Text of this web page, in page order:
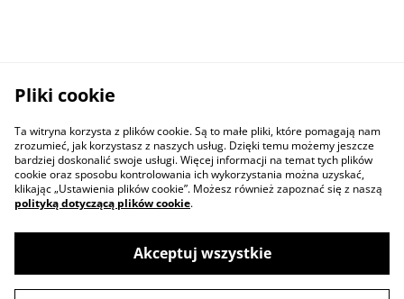
Pliki cookie
Ta witryna korzysta z plików cookie. Są to małe pliki, które pomagają nam
zrozumieć, jak korzystasz z naszych usług. Dzięki temu możemy jeszcze
bardziej doskonalić swoje usługi. Więcej informacji na temat tych plików
cookie oraz sposobu kontrolowania ich wykorzystania można uzyskać,
klikając „Ustawienia plików cookie”. Możesz również zapoznać się z naszą
polityką dotyczącą plików cookie.
Akceptuj wszystkie